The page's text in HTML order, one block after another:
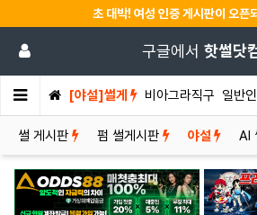
초 대박! 여성 인증 게시판이 오픈
구글에서 핫썰닷
[야설]썰게 비아그라직구 일반
썰 게시판 펌 썰게시판 야설 AI